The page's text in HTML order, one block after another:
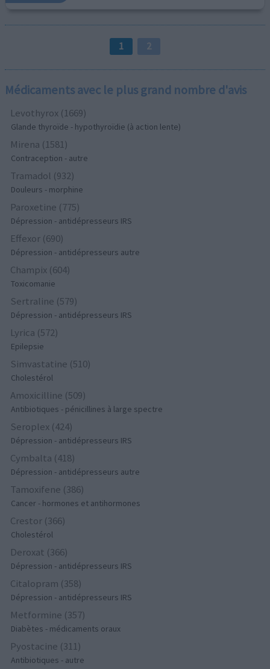
1 2
Médicaments avec le plus grand nombre d'avis
Levothyrox (1669)
Glande thyroïde - hypothyroïdie (à action lente)
Mirena (1581)
Contraception - autre
Tramadol (932)
Douleurs - morphine
Paroxetine (775)
Dépression - antidépresseurs IRS
Effexor (690)
Dépression - antidépresseurs autre
Champix (604)
Toxicomanie
Sertraline (579)
Dépression - antidépresseurs IRS
Lyrica (572)
Epilepsie
Simvastatine (510)
Cholestérol
Amoxicilline (509)
Antibiotiques - pénicillines à large spectre
Seroplex (424)
Dépression - antidépresseurs IRS
Cymbalta (418)
Dépression - antidépresseurs autre
Tamoxifene (386)
Cancer - hormones et antihormones
Crestor (366)
Cholestérol
Deroxat (366)
Dépression - antidépresseurs IRS
Citalopram (358)
Dépression - antidépresseurs IRS
Metformine (357)
Diabètes - médicaments oraux
Pyostacine (311)
Antibiotiques - autre